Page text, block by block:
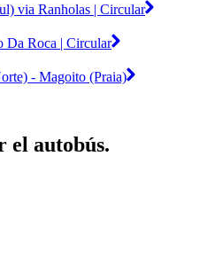
via Ranholas | Circular
Da Roca | Circular
- Magoito (Praia)
el autobús.